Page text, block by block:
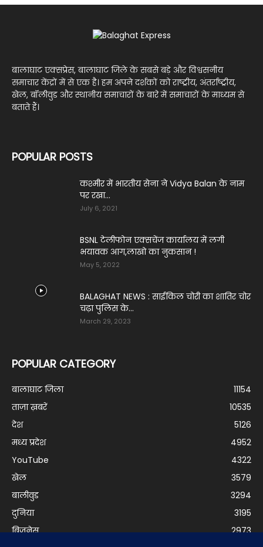
बालाघाट एक्सप्रेस, बालाघाट जिले के सबसे बड़े और विश्वसनीय
समाचार केंद्रों में से एक है। हम अपने दर्शकों को राष्ट्रीय, अंतर्राष्ट्रीय,
खेल, बॉलीवुड और स्थानीय समाचारों के बारे में समाचारों के माध्यम से
बताते हैं।
POPULAR POSTS
कश्मीर में भारतीय सेना ने Vidya Balan के नाम
पर रखा...
July 6, 2021
BSNL टेलीफोन एक्सचेंज कार्यालय में लगी
भयावक आग,लाखो का नुकसान !
May 5, 2022
BALAGHAT NEWS : साईकिल चोरी का शातिर चोर
चढ़ा पुलिस के...
March 29, 2023
POPULAR CATEGORY
बालाघाट जिला
11154
ताज़ा ख़बरें
10535
देश
5126
मध्य प्रदेश
4952
YouTube
4322
खेल
3579
बालीवुड
3294
दुनिया
3195
बिजनेस
2973